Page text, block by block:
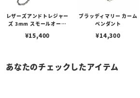
レザーズアンドトレジャー
ズ 3mm スモールオーバ
ブスタークラスプ＆LTロ
¥15,400
ブラッディマリー カーム
ペンダント
¥14,300
あなたのチェックしたアイテム